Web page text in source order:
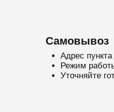
Самовывоз
Адрес
Режим
Уточняйте